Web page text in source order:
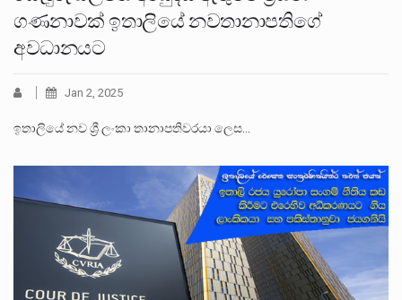
ගණනාවක් ඉතාලියේ නවතානාපතිගේ
අවධානයට
Jan 2, 2025
ඉතාලියේ නව ශ්‍රී ලංකා තානාපතිවරයා ලෙස…